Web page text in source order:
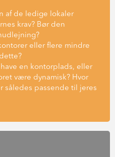
af de ledige lokaler
krav? Bør den
eller flere mindre
en kontorplads, eller
være dynamisk? Hvor
således passende til jeres